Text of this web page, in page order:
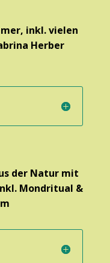
inkl. vielen
Herber
der Natur mit
Mondritual &